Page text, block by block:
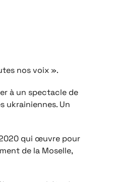
nos voix ».
à un spectacle de
ukrainiennes. Un
2020 qui œuvre pour
de la Moselle,